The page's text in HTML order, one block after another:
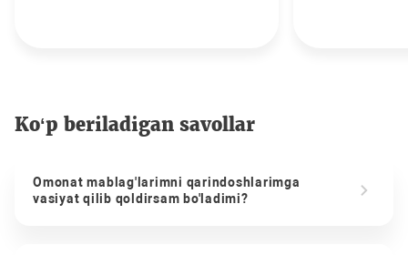
Ko‘p beriladigan savollar
Omonat mablag'larimni qarindoshlarimga
vasiyat qilib qoldirsam bo'ladimi?